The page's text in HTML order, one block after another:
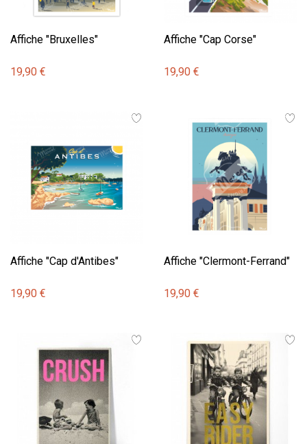
Affiche "Bruxelles"
19,90 €
Affiche "Cap Corse"
19,90 €
Affiche "Cap d'Antibes"
19,90 €
Affiche "Clermont-Ferrand"
19,90 €